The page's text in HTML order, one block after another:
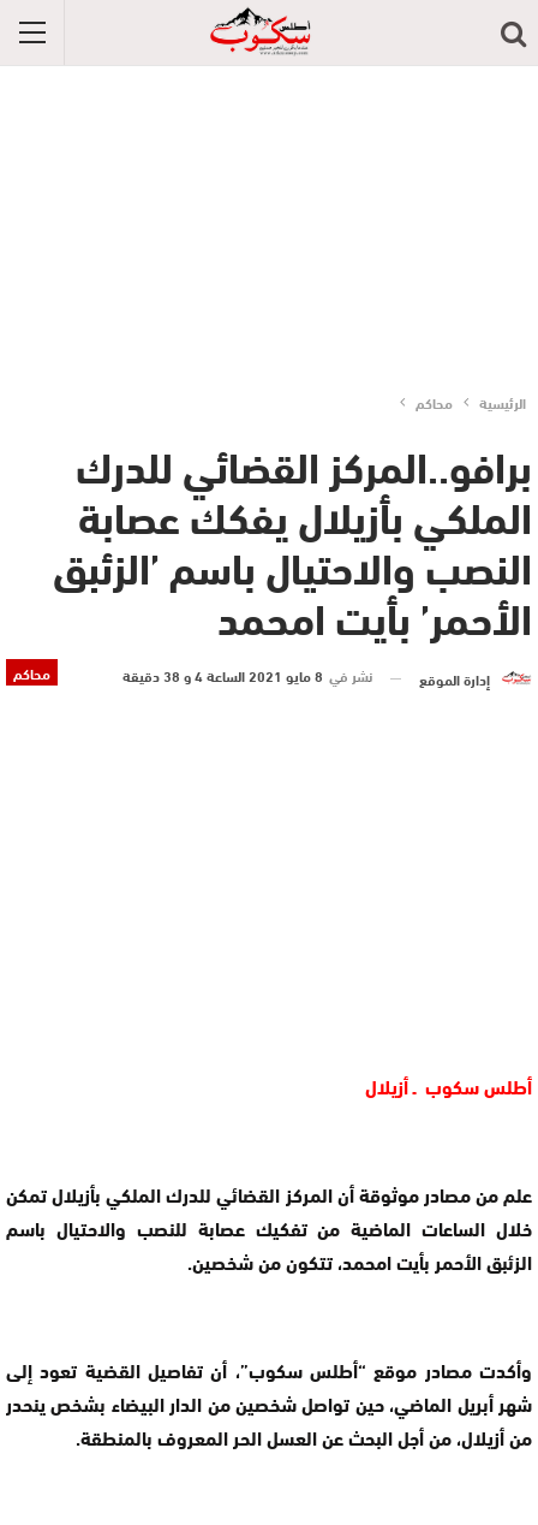
الرئيسية محاكم
برافو..المركز القضائي للدرك
الملكي بأزيلال يفكك عصابة
النصب والاحتيال باسم ’الزئبق
الأحمر’ بأيت امحمد
محاكم إدارة الموقع نشر في 8 مايو 2021 الساعة 4 و 38 دقيقة
أطلس سكوب ـ أزيلال
علم من مصادر موثوقة أن المركز القضائي للدرك الملكي بأزيلال تمكن
خلال الساعات الماضية من تفكيك عصابة للنصب والاحتيال باسم
الزئبق الأحمر بأيت امحمد، تتكون من شخصين.
وأكدت مصادر موقع “أطلس سكوب”، أن تفاصيل القضية تعود إلى
شهر أبريل الماضي، حين تواصل شخصين من الدار البيضاء بشخص ينحدر
من أزيلال، من أجل البحث عن العسل الحر المعروف بالمنطقة.